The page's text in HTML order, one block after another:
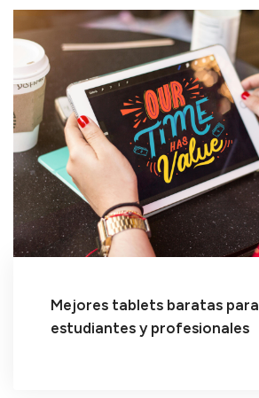
Mejores tablets baratas para
estudiantes y profesionales